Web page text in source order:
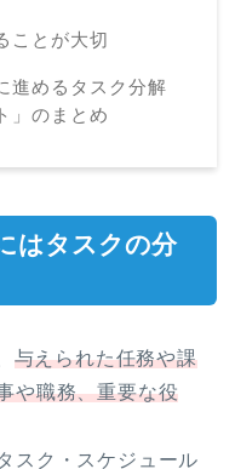
ことが大切
進めるタスク分解
」のまとめ
はタスクの分
与えられた任務や課
や職務、重要な役
スク・スケジュール